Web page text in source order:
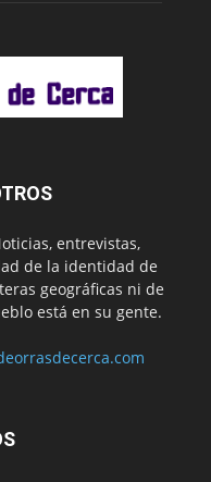
entrevistas,
de la identidad de
geográficas ni de
está en su gente.